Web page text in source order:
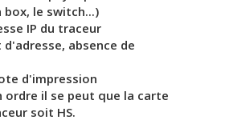
box, le switch...)
IP du traceur
absence de
d'impression
ordre il se peut que la carte
soit HS.